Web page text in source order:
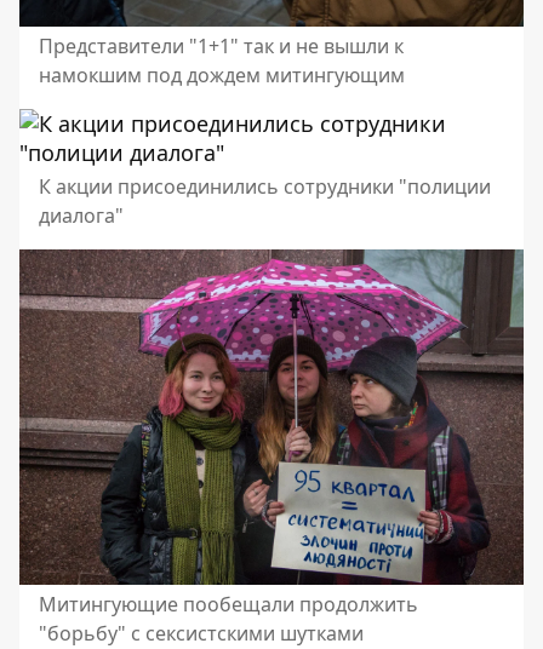
Представители "1+1" так и не вышли к
намокшим под дождем митингующим
К акции присоединились сотрудники "полиции
диалога"
Митингующие пообещали продолжить
"борьбу" с сексистскими шутками